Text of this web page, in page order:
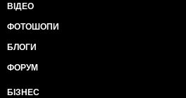
ВІДЕО
ФОТОШОПИ
БЛОГИ
ФОРУМ
БІЗНЕС